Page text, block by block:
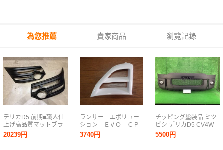
為您推薦 賣家商品 瀏覽記錄
デリカD5 前期■職人仕
上げ高品質マットブラ
ック塗装済み！
MADLYS ヘッドライト
20239円
ランサー エボリュー
ション ＥＶＯ ＣＰ
９Ａ フロントバンパ
ーサイドガーニッシ
3740円
チッピング塗装品 ミツ
ビシ デリカD5 CV4W
純正 フロントバンパー
前期 6400A878 CV5W
5500円